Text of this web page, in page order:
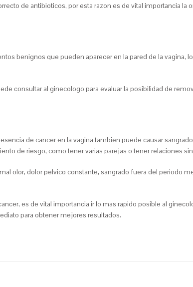
de antibioticos, por esta razon es de vital importancia la
benignos que pueden aparecer en la pared de la
consultar al ginecologo para evaluar la posibilidad de
de cancer en la vagina tambien puede causar
de riesgo, como tener varias parejas o tener relaciones
olor, dolor pelvico constante, sangrado fuera del periodo
es de vital importancia ir lo mas rapido posible al
para obtener mejores resultados.